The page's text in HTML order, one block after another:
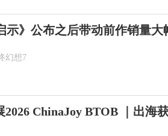
示》公布之后带动前作销量大
幻想7
ChinaJoy BTOB ｜出海